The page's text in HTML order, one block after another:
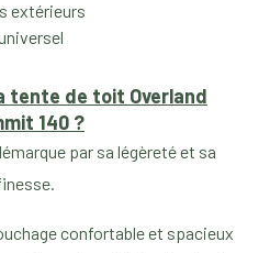
extérieurs
tente de toit Overland
140 ?
par sa légèreté et sa
confortable et spacieux